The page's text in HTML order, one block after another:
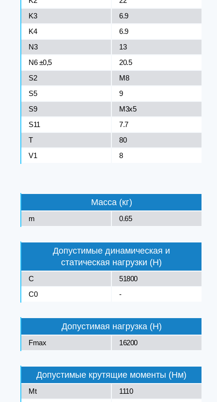
K3
6.9
K4
6.9
N3
13
N6 ±0,5
20.5
S2
M8
S5
9
S9
M3x5
S11
7.7
T
80
V1
8
Масса (кг)
m 0.65
Допустимые динамическая и
статическая нагрузки (Н)
C
51800
C0
-
Допустимая нагрузка (Н)
Fmax 16200
Допустимые крутящие моменты (Нм)
Mt
1110